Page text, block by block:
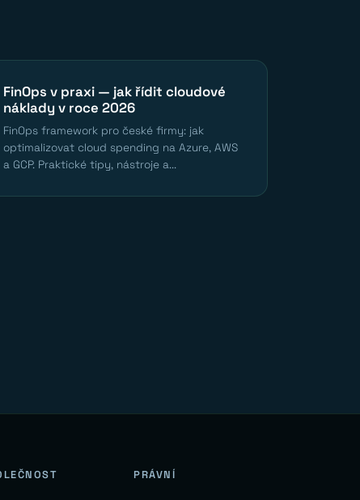
FinOps v praxi — jak řídit cloudové
náklady v roce 2026
FinOps framework pro české firmy: jak
optimalizovat cloud spending na Azure, AWS
a GCP. Praktické tipy, nástroje a...
PRÁVNÍ